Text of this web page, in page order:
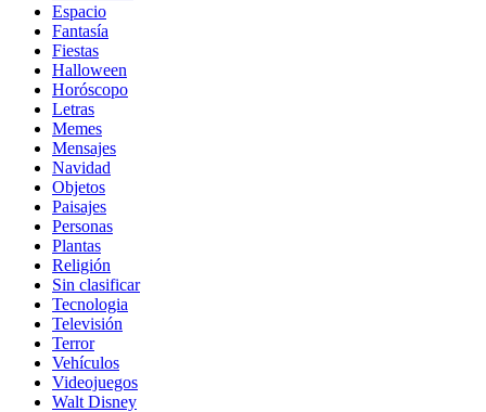
Espacio
Fantasía
Fiestas
Halloween
Horóscopo
Letras
Memes
Mensajes
Navidad
Objetos
Paisajes
Personas
Plantas
Religión
Sin clasificar
Tecnologia
Televisión
Terror
Vehículos
Videojuegos
Walt Disney